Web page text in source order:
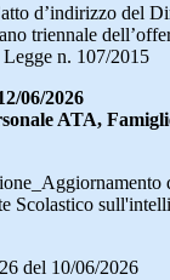
d’indirizzo del
triennale
n. 107/2015
06/2026
ATA,
Scolastico
del 10/06/2026